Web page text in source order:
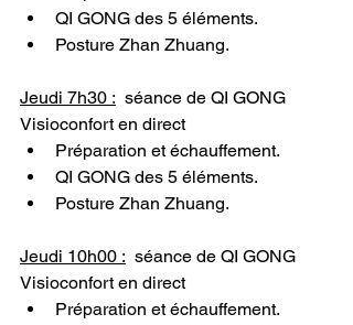
QI GONG des 5 éléments.
Posture Zhan Zhuang.
Jeudi 7h30 : séance de QI GONG
Visioconfort en direct
Préparation et échauffement.
QI GONG des 5 éléments.
Posture Zhan Zhuang.
Jeudi 10h00 : séance de QI GONG
Visioconfort en direct
Préparation et échauffement.